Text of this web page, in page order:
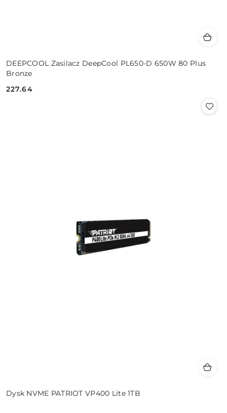
DEEPCOOL Zasilacz DeepCool PL650-D 650W 80 Plus
Bronze
Cena:
227.64
Dysk NVME PATRIOT VP400 Lite 1TB